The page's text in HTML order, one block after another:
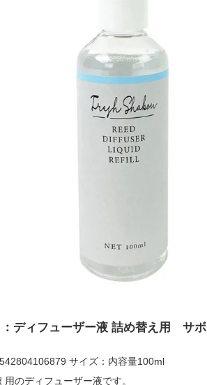
ディフューザー液 詰め替え用 サ
サイズ：内容量100ml
用のディフューザー液です。